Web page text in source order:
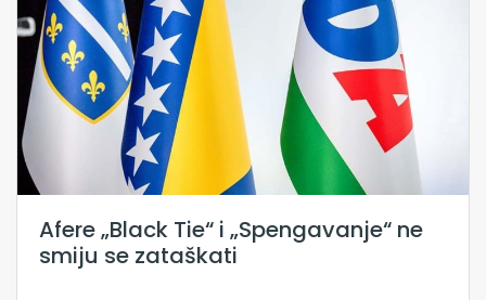
Afere „Black Tie“ i „Spengavanje“ ne
smiju se zataškati